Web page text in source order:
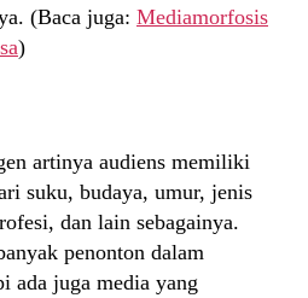
(Baca juga: Mediamorfosis
)
artinya audiens memiliki
suku, budaya, umur, jenis
dan lain sebagainya.
penonton dalam
ada juga media yang